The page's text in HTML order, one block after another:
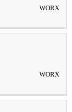
WORX
WORX